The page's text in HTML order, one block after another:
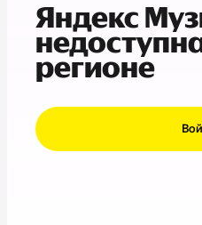
Яндекс
регионе